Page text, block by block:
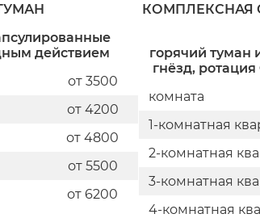
действием
от 3500
от 4200
от 4800
от 5500
от 6200
КОМПЛЕКСНАЯ
горячий туман
гнёзд,
комната
1-комнатная
2-комнатная
3-комнатная
4-комнатная